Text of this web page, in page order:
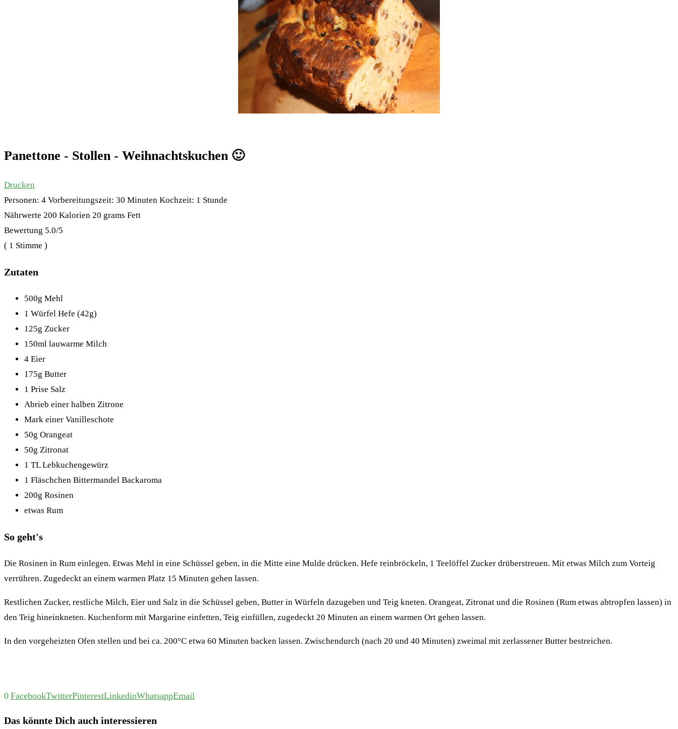
Panettone - Stollen - Weihnachtskuchen 🙂
Drucken
Personen: 4 Vorbereitungszeit: 30 Minuten Kochzeit: 1 Stunde
Nährwerte 200 Kalorien 20 grams Fett
Bewertung 5.0/5
( 1 Stimme )
Zutaten
500g Mehl
1 Würfel Hefe (42g)
125g Zucker
150ml lauwarme Milch
4 Eier
175g Butter
1 Prise Salz
Abrieb einer halben Zitrone
Mark einer Vanilleschote
50g Orangeat
50g Zitronat
1 TL Lebkuchengewürz
1 Fläschchen Bittermandel Backaroma
200g Rosinen
etwas Rum
So geht's
Die Rosinen in Rum einlegen. Etwas Mehl in eine Schüssel geben, in die Mitte eine Mulde drücken. Hefe reinbröckeln, 1 Teelöffel Zucker drüberstreuen. Mit etwas Milch zum Vorteig
verrühren. Zugedeckt an einem warmen Platz 15 Minuten gehen lassen.
Restlichen Zucker, restliche Milch, Eier und Salz in die Schüssel geben, Butter in Würfeln dazugeben und Teig kneten. Orangeat, Zitronat und die Rosinen (Rum etwas abtropfen lassen) in
den Teig hineinkneten. Kuchenform mit Margarine einfetten, Teig einfüllen, zugedeckt 20 Minuten an einem warmen Ort gehen lassen.
In den vorgeheizten Ofen stellen und bei ca. 200°C etwa 60 Minuten backen lassen. Zwischendurch (nach 20 und 40 Minuten) zweimal mit zerlassener Butter bestreichen.
0 FacebookTwitterPinterestLinkedinWhatsappEmail
Das könnte Dich auch interessieren